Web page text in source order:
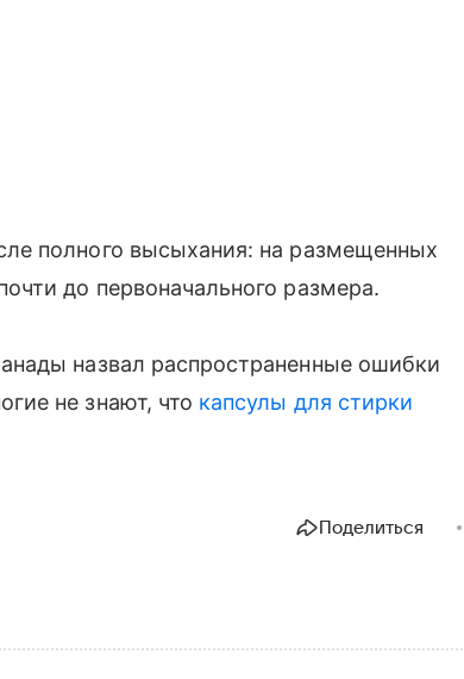
полного высыхания: на размещенных
до первоначального размера.
назвал распространенные ошибки
не знают, что капсулы для стирки
Поделиться